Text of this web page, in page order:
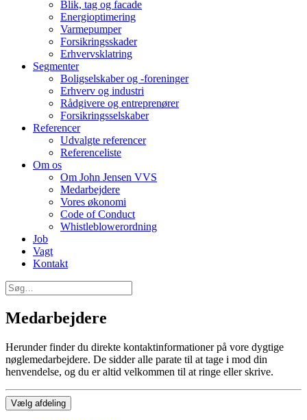
Blik, tag og facade
Energioptimering
Varmepumper
Forsikringsskader
Erhvervsklatring
Segmenter
Boligselskaber og -foreninger
Erhverv og industri
Rådgivere og entreprenører
Forsikringsselskaber
Referencer
Udvalgte referencer
Referenceliste
Om os
Om John Jensen VVS
Medarbejdere
Vores økonomi
Code of Conduct
Whistleblowerordning
Job
Vagt
Kontakt
Medarbejdere
Herunder finder du direkte kontaktinformationer på vore dygtige
nøglemedarbejdere. De sidder alle parate til at tage i mod din
henvendelse, og du er altid velkommen til at ringe eller skrive.
Vælg afdeling